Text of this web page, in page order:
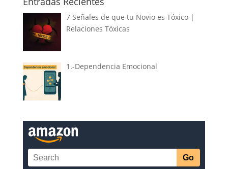
7 Señales de que tu Novio es Tóxico |
Relaciones Tóxicas
1.-Dependencia Emocional